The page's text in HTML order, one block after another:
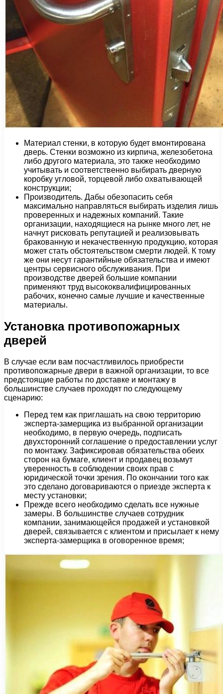
Материал стенки, в которую будет вмонтирована
дверь. Стенки возможно из кирпича, железобетона
либо другого материала, это также необходимо
учитывать и соответственно выбирать дверную
коробку угловой, торцевой либо охватывающей
конструкции;
Производитель. Дабы обезопасить себя
максимально направляться выбирать изделия лишь
проверенных и надежных компаний. Такие
организации, находящиеся на рынке много лет, не
начнут рисковать репутацией и реализовывать
бракованную и некачественную продукцию, которая
может стать обстоятельством смерти людей. К тому
же они несут гарантийные обязательства и имеют
центры сервисного обслуживания. При
производстве дверей большие компании
применяют труд высококвалифицированных
рабочих, конечно самые лучшие и качественные
материалы.
Установка противопожарных
дверей
В случае если вам посчастливилось приобрести
противопожарные двери в важной организации, то все
предстоящие работы по доставке и монтажу в
большинстве случаев проходят по следующему
сценарию:
Перед тем как приглашать на свою территорию
эксперта-замерщика из выбранной организации
необходимо, в первую очередь, подписать
двухсторонний соглашение о предоставлении услуг
по монтажу. Зафиксировав обязательства обеих
сторон на бумаге, клиент и продавец возьмут
уверенность в соблюдении своих прав с
юридической точки зрения. По окончании того как
это сделано договариваются о приезде эксперта к
месту установки;
Прежде всего необходимо сделать все нужные
замеры. В большинстве случаев сотрудник
компании, занимающейся продажей и установкой
дверей, связывается с клиентом и присылает к нему
эксперта-замерщика в оговоренное время;